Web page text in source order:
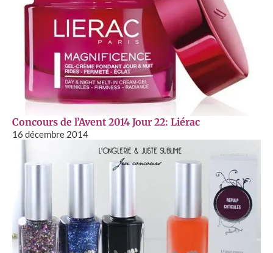
Concours de l’Avent 2014 Jour 22: Liérac
16 décembre 2014